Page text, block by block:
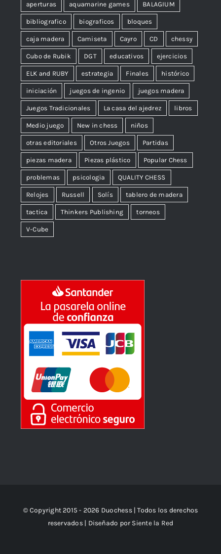
aperturas aquamarine games BALAGIUM
bibliografico biograficos bloques
caja madera Camiseta Cayro CD chessy
Cubo de Rubik DGT educativos ejercicios
ELK and RUBY estrategia Finales histórico
iniciación juegos de ingenio juegos madera
Juegos Tradicionales La casa del ajedrez libros
Medio juego New in chess niños
otras editoriales Otros Juegos Partidas
piezas madera Piezas plástico Popular Chess
problemas psicologia QUALITY CHESS
Relojes Russell Solís tablero de madera
tactica Thinkers Publishing torneos
V-Cube
© Copyright 2015 - 2026 Duochess | Todos los derechos
reservados | Diseñado por Siente la Red